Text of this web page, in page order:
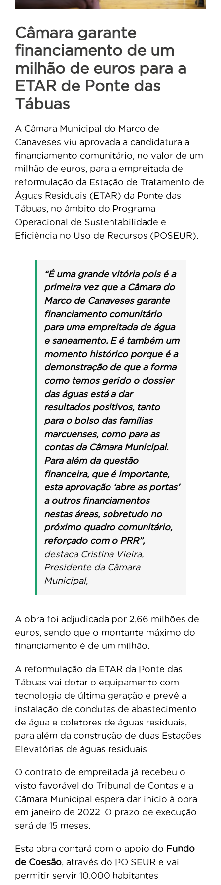
Câmara garante
financiamento de um
milhão de euros para a
ETAR de Ponte das
Tábuas
A Câmara Municipal do Marco de
Canaveses viu aprovada a candidatura a
financiamento comunitário, no valor de um
milhão de euros, para a empreitada de
reformulação da Estação de Tratamento de
Águas Residuais (ETAR) da Ponte das
Tábuas, no âmbito do Programa
Operacional de Sustentabilidade e
Eficiência no Uso de Recursos (POSEUR).
“É uma grande vitória pois é a
primeira vez que a Câmara do
Marco de Canaveses garante
financiamento comunitário
para uma empreitada de água
e saneamento. E é também um
momento histórico porque é a
demonstração de que a forma
como temos gerido o dossier
das águas está a dar
resultados positivos, tanto
para o bolso das famílias
marcuenses, como para as
contas da Câmara Municipal.
Para além da questão
financeira, que é importante,
esta aprovação ‘abre as portas’
a outros financiamentos
nestas áreas, sobretudo no
próximo quadro comunitário,
reforçado com o PRR”,
destaca Cristina Vieira,
Presidente da Câmara
Municipal,
A obra foi adjudicada por 2,66 milhões de
euros, sendo que o montante máximo do
financiamento é de um milhão.
A reformulação da ETAR da Ponte das
Tábuas vai dotar o equipamento com
tecnologia de última geração e prevê a
instalação de condutas de abastecimento
de água e coletores de águas residuais,
para além da construção de duas Estações
Elevatórias de águas residuais.
O contrato de empreitada já recebeu o
visto favorável do Tribunal de Contas e a
Câmara Municipal espera dar início à obra
em janeiro de 2022. O prazo de execução
será de 15 meses.
Esta obra contará com o apoio do Fundo
de Coesão, através do PO SEUR e vai
permitir servir 10.000 habitantes-